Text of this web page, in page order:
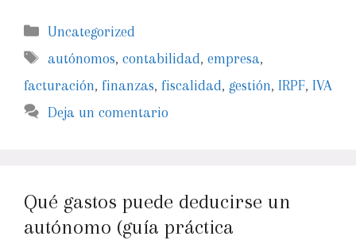
Uncategorized
autónomos,contabilidad,empresa,
facturación, finanzas, fiscalidad, gestión, IRPF, IVA
Deja un comentario
Qué gastos puede deducirse un
autónomo (guía práctica